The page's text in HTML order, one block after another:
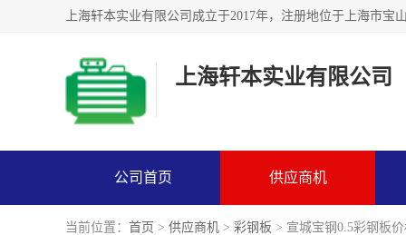
上海轩本实业有限公司
公司首页 供应商机
当前位置： 首页 > 供应商机 > 彩钢板 > 宣城宝钢0.5彩钢板